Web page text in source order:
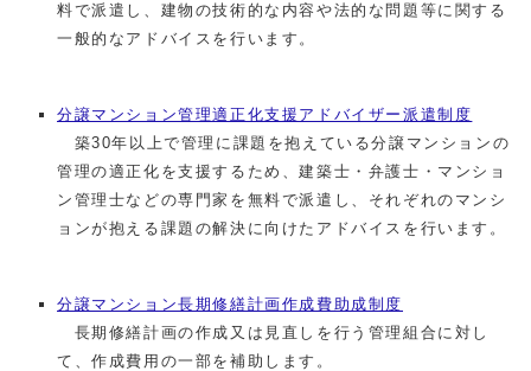
料で派遣し、建物の技術的な内容や法的な問題等に関する
一般的なアドバイスを行います。
分譲マンション管理適正化支援アドバイザー派遣制度
築30年以上で管理に課題を抱えている分譲マンションの
管理の適正化を支援するため、建築士・弁護士・マンショ
ン管理士などの専門家を無料で派遣し、それぞれのマンシ
ョンが抱える課題の解決に向けたアドバイスを行います。
分譲マンション長期修繕計画作成費助成制度
長期修繕計画の作成又は見直しを行う管理組合に対し
て、作成費用の一部を補助します。